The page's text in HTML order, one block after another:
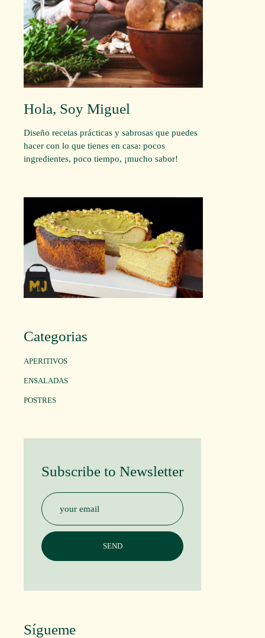
Hola, Soy Miguel
Diseño recetas prácticas y sabrosas que puedes
hacer con lo que tienes en casa: pocos
ingredientes, poco tiempo, ¡mucho sabor!
Categorias
APERITIVOS
ENSALADAS
POSTRES
Subscribe to Newsletter
Sígueme